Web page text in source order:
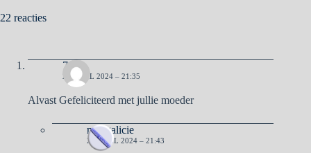
22 reacties
7
26 APRIL 2024 – 21:35
Alvast Gefeliciteerd met jullie moeder
naargalicie
26 APRIL 2024 – 21:43